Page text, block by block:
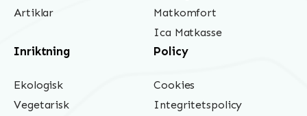
Artiklar
Matkomfort
Ica Matkasse
Inriktning
Ekologisk
Vegetarisk
Policy
Cookies
Integritetspolicy